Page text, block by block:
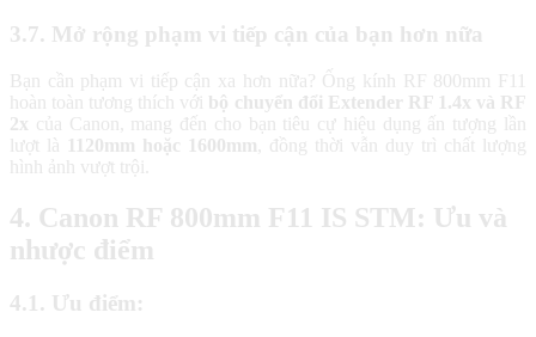
3.7. Mở rộng phạm vi tiếp cận của bạn hơn nữa
Bạn cần phạm vi tiếp cận xa hơn nữa? Ống kính RF 800mm F11
hoàn toàn tương thích với bộ chuyển đổi Extender RF 1.4x và RF
2x của Canon, mang đến cho bạn tiêu cự hiệu dụng ấn tượng lần
lượt là 1120mm hoặc 1600mm , đồng thời vẫn duy trì chất lượng
hình ảnh vượt trội.
4. Canon RF 800mm F11 IS STM: Ưu và
nhược điểm
4.1. Ưu điểm: